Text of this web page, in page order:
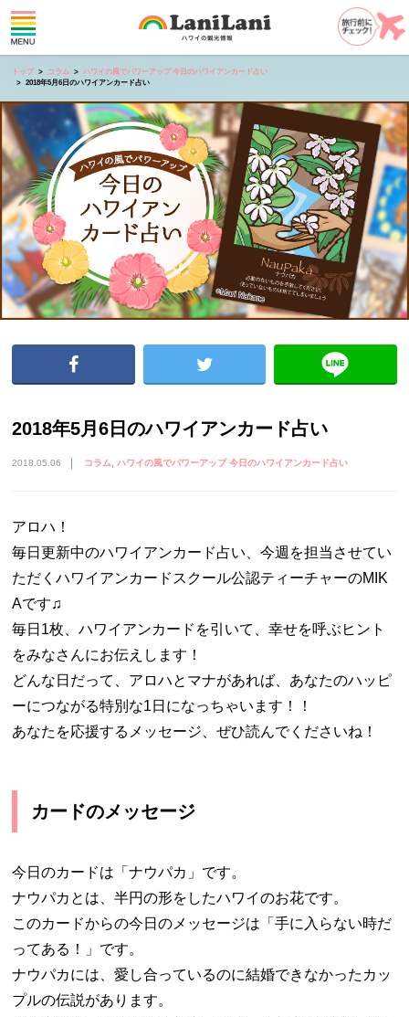
トップ コラム
ハワイの風でパワーアップ 今日のハワイアンカード占い
2018年5月6日のハワイアンカード占い
2018年5月6日のハワイアンカード占い
2018.05.06 コラム ハワイの風でパワーアップ 今日のハワイアンカード占い
アロハ！
毎日更新中のハワイアンカード占い、今週を担当させてい
ただくハワイアンカードスクール公認ティーチャーのMIK
Aです♫
毎日1枚、ハワイアンカードを引いて、幸せを呼ぶヒント
をみなさんにお伝えします！
どんな日だって、アロハとマナがあれば、あなたのハッピ
ーにつながる特別な1日になっちゃいます！！
あなたを応援するメッセージ、ぜひ読んでくださいね！
カードのメッセージ
今日のカードは「ナウパカ」です。
ナウパカとは、半円の形をしたハワイのお花です。
このカードからの今日のメッセージは「手に入らない時だ
ってある！」です。
ナウパカには、愛し合っているのに結婚できなかったカッ
プルの伝説があります。